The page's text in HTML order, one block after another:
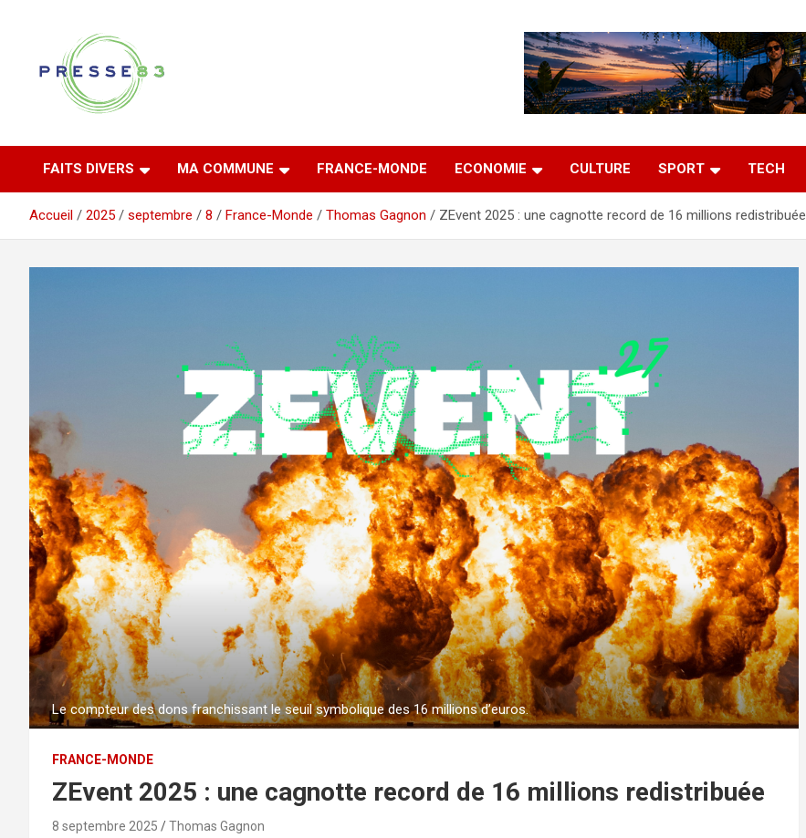
Presse 83
FAITS DIVERS MA COMMUNE FRANCE-MONDE ECONOMIE CULTURE SPORT TECH
Accueil 2025 septembre 8 France-Monde Thomas Gagnon ZEvent 2025 : une cagnotte record de 16 millions redistribuée
Le compteur des dons franchissant le seuil symbolique des 16 millions d’euros.
FRANCE-MONDE
ZEvent 2025 : une cagnotte record de 16 millions redistribuée
8 septembre 2025 Thomas Gagnon